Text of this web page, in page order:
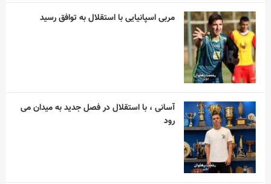
مربی اسپانیایی با استقلال به توافق رسید
آسانی ، با استقلال در فصل جدید به میدان می
رود